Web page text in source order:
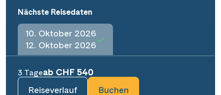
Nächste Reisedaten
10. Oktober 2026
12. Oktober 2026
3 Tageab CHF 540
Reiseverlauf
Buchen